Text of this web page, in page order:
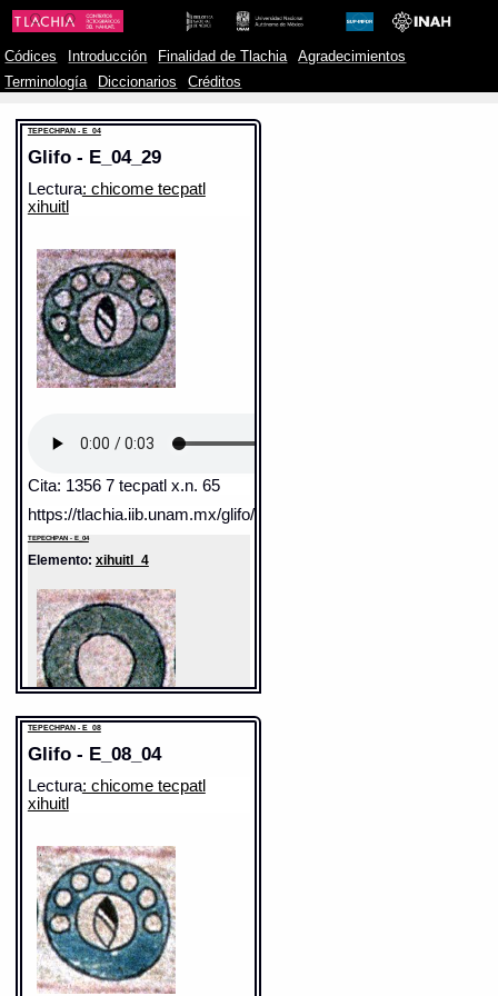
Códices Introducción Finalidad de Tlachia
Agradecimientos
Terminología
Diccionarios Créditos
TEPECHPAN - E_04
Glifo - E_04_29
Lectura: chicome tecpatl
xihuitl
Cita: 1356 7 tecpatl x.n. 65
https://tlachia.iib.unam.mx/glifo/E_04_29
TEPECHPAN - E_04
Elemento: xihuitl_4
Valor fonético: xihuitl
https://tlachia.iib.unam.mx/elemento/06.01.04
TEPECHPAN - E_04
Elemento:ce
TEPECHPAN - E_08
Glifo - E_08_04
Lectura: chicome tecpatl
xihuitl